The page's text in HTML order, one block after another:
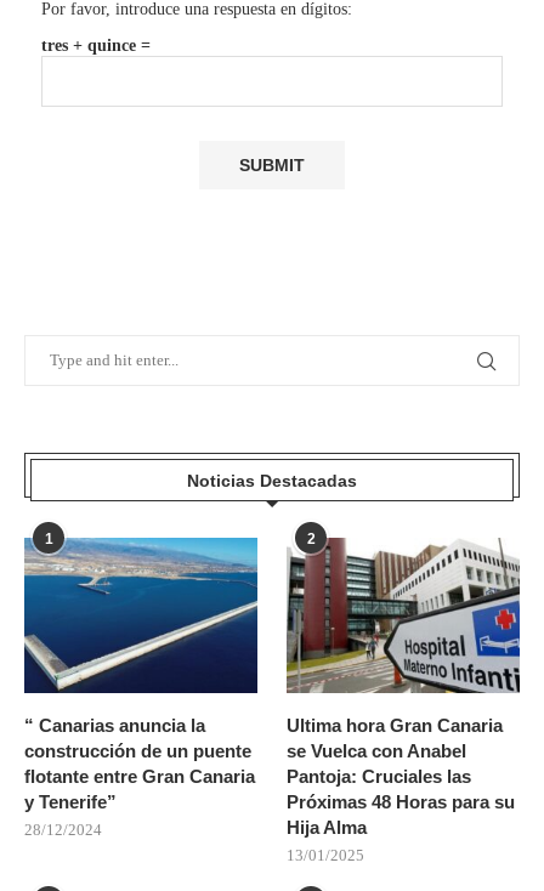
Por favor, introduce una respuesta en dígitos:
tres + quince =
Noticias Destacadas
1
“ Canarias anuncia la
construcción de un puente
flotante entre Gran Canaria
y Tenerife”
28/12/2024
2
Ultima hora Gran Canaria
se Vuelca con Anabel
Pantoja: Cruciales las
Próximas 48 Horas para su
Hija Alma
13/01/2025